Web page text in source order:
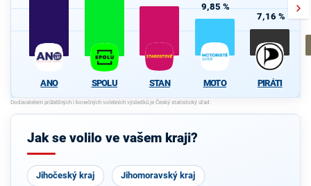
ANO SPOLU STAN
9,85 %
MOTO
7,16 %
PIRÁTI
Jak se volilo ve vašem kraji?
Jihočeský kraj Jihomoravský kraj